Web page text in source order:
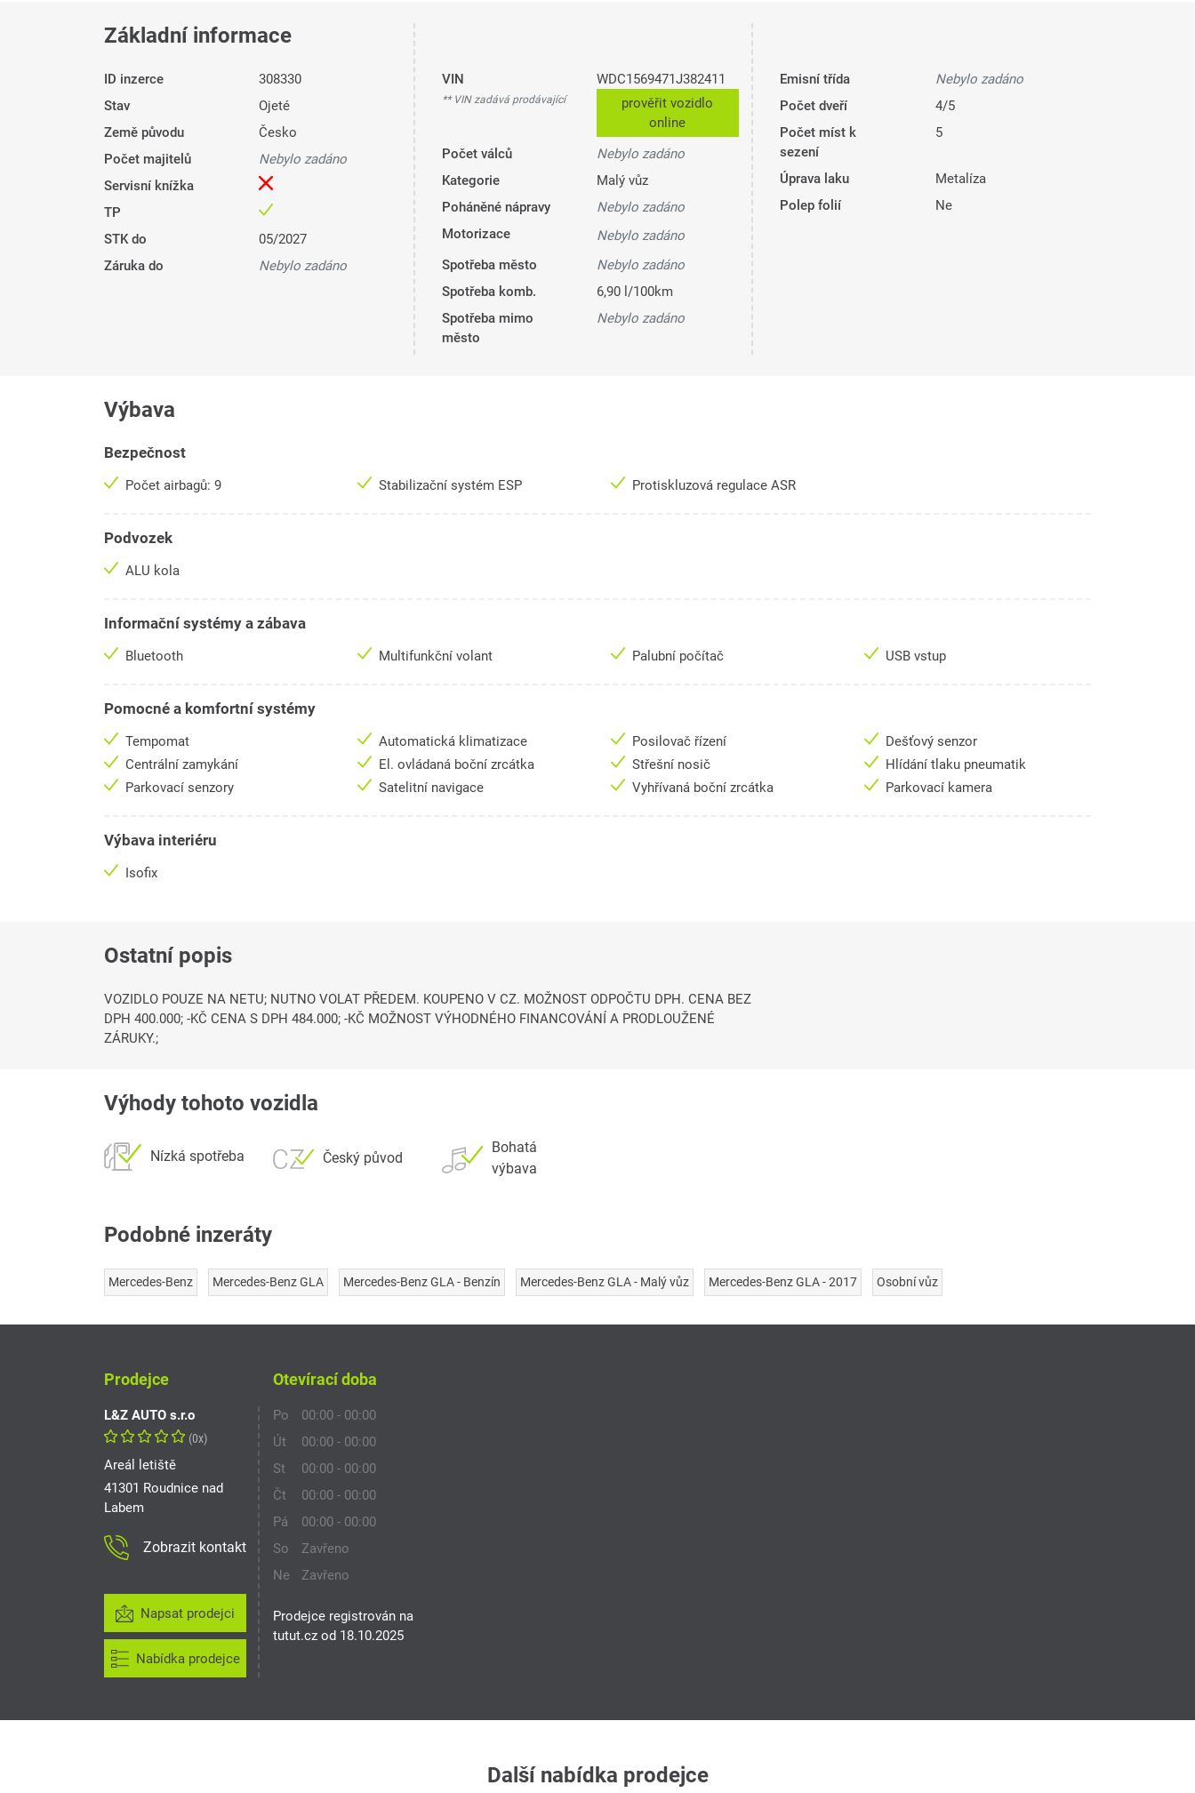
Základní informace
ID inzerce
308330
Stav
Ojeté
Země původu
Česko
Počet majitelů
Nebylo zadáno
Servisní knížka
TP
STK do
05/2027
Záruka do
Nebylo zadáno
VIN
** VIN zadává prodávající
WDC1569471J382411
prověřit vozidlo
online
Počet válců
Nebylo zadáno
Kategorie
Malý vůz
Poháněné nápravy
Nebylo zadáno
Motorizace
Nebylo zadáno
Spotřeba město
Nebylo zadáno
Spotřeba komb.
6,90 l/100km
Spotřeba mimo
město
Nebylo zadáno
Emisní třída
Nebylo zadáno
Počet dveří
4/5
Počet míst k
sezení
5
Úprava laku
Metalíza
Polep folií
Ne
Výbava
Bezpečnost
Počet airbagů: 9 Stabilizační systém ESP Protiskluzová regulace ASR
Podvozek
ALU kola
Informační systémy a zábava
Bluetooth Multifunkční volant Palubní počítač USB vstup
Pomocné a komfortní systémy
Tempomat Automatická klimatizace Posilovač řízení
Dešťový senzor
Centrální zamykání
El. ovládaná boční zrcátka Střešní nosič
Hlídání tlaku pneumatik
Parkovací senzory
Satelitní navigace Vyhřívaná boční zrcátka Parkovací kamera
Výbava interiéru
Isofix
Ostatní popis
VOZIDLO POUZE NA NETU; NUTNO VOLAT PŘEDEM. KOUPENO V CZ. MOŽNOST ODPOČTU DPH. CENA BEZ
DPH 400.000; -KČ CENA S DPH 484.000; -KČ MOŽNOST VÝHODNÉHO FINANCOVÁNÍ A PRODLOUŽENÉ
ZÁRUKY.;
Výhody tohoto vozidla
Nízká spotřeba Český původ
Bohatá
výbava
Podobné inzeráty
Mercedes-Benz Mercedes-Benz GLA Mercedes-Benz GLA - Benzín Mercedes-Benz GLA - Malý vůz Mercedes-Benz GLA - 2017 Osobní vůz
Prodejce
L&Z AUTO s.r.o
(0x)
Areál letiště
41301 Roudnice nad
Labem
Zobrazit kontakt
Napsat prodejci
Nabídka prodejce
Otevírací doba
Po
00:00 - 00:00
Út
00:00 - 00:00
St
00:00 - 00:00
Čt
00:00 - 00:00
Pá
00:00 - 00:00
So
Zavřeno
Ne
Zavřeno
Prodejce registrován na
tutut.cz od 18.10.2025
Další nabídka prodejce